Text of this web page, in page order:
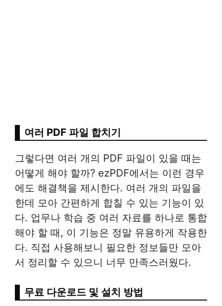
여러 PDF 파일 합치기
그렇다면 여러 개의 PDF 파일이 있을 때는
어떻게 해야 할까? ezPDF에서는 이런 경우
에도 해결책을 제시한다. 여러 개의 파일을
한데 모아 간편하게 합칠 수 있는 기능이 있
다. 업무나 학습 중 여러 자료를 하나로 통합
해야 할 때, 이 기능은 정말 유용하게 작용한
다. 직접 사용해보니 필요한 정보들만 모아
서 정리할 수 있으니 너무 만족스러웠다.
무료 다운로드 및 설치 방법